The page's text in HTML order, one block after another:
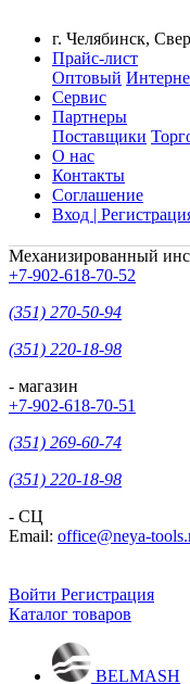
г. Челябинск,
Прайс-лист
Оптовый
Сервис
Партнеры
Поставщики
О нас
Контакты
Соглашение
Вход |
Механизированный
+7-902-618-70-52
(351) 270-50-94
(351) 220-18-98
- магазин
+7-902-618-70-51
(351) 269-60-74
(351) 220-18-98
- СЦ
Email: office@neya-
Войти Регистрация
Каталог товаров
BELMASH